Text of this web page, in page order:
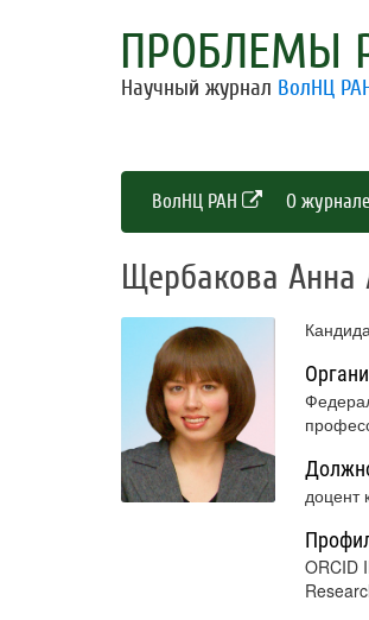
ПРОБЛЕМЫ
Научный журнал ВолНЦ
ВолНЦ РАН О журнале
Щербакова Анна
доцент
ORCID